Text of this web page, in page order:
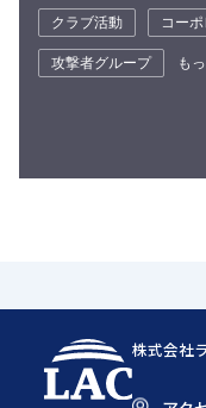
クラブ活動
コー
攻撃者グループ
も
株式会社